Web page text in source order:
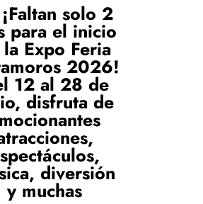
¡Faltan solo 2
para el inicio
Expo Feria
2026!
12 al 28 de
disfruta de
diversión
y muchas